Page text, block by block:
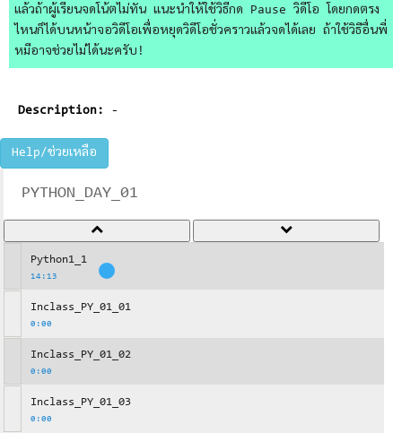
แล้วถ้าผู้เรียนจดโน้ตไม่ทัน แนะนำให้ใช้วิธีกด Pause วิดีโอ โดยกดตรง
ไหนก็ได้บนหน้าจอวิดีโอเพื่อหยุดวิดีโอชั่วคราวแล้วจดได้เลย ถ้าใช้วิธีอื่นพี่
หมีอาจช่วยไม่ได้นะครับ!
Description: -
Help/ช่วยเหลือ
PYTHON_DAY_01
Python1_1
14:13
Inclass_PY_01_01
0:00
Inclass_PY_01_02
0:00
Inclass_PY_01_03
0:00